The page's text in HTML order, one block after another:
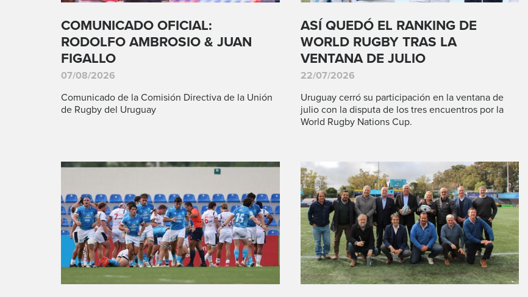
COMUNICADO OFICIAL:
RODOLFO AMBROSIO & JUAN
FIGALLO
07/08/2026
Comunicado de la Comisión Directiva de la Unión
de Rugby del Uruguay
ASÍ QUEDÓ EL RANKING DE
WORLD RUGBY TRAS LA
VENTANA DE JULIO
22/07/2026
Uruguay cerró su participación en la ventana de
julio con la disputa de los tres encuentros por la
World Rugby Nations Cup.